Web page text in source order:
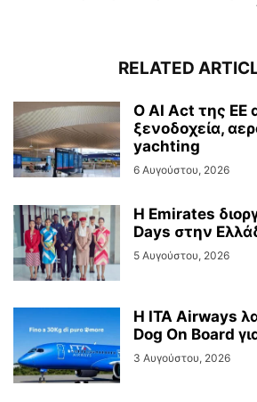
RELATED
Ο AI Act της ΕΕ
ξενοδοχεία,
yachting
6 Αυγούστου, 2026
Η Emirates
Days στην
5 Αυγούστου, 2026
Η ITA Airways
Dog On Board
3 Αυγούστου, 2026